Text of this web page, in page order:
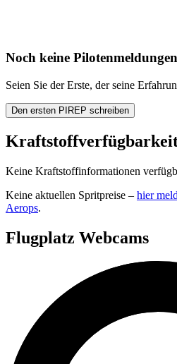
Noch keine Pilotenmeldungen
Seien Sie der Erste, der seine
Den ersten PIREP schreiben
Keine Kraftstoffinformationen
Keine aktuellen Spritpreise – hier
Aerops.
Flugplatz Webcams